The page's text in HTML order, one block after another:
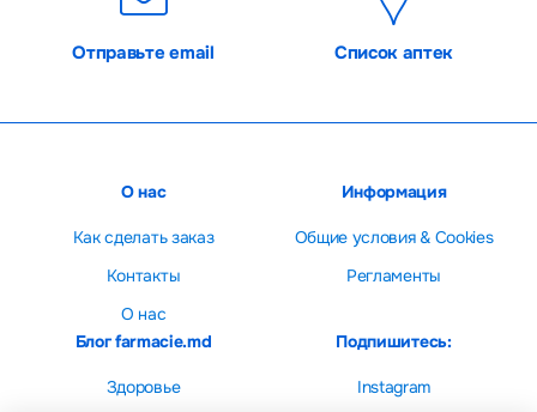
Отправьте email Список аптек
О нас
Как сделать заказ
Контакты
О нас
Информация
Общие условия & Cookies
Регламенты
Блог farmacie.md
Здоровье
Подпишитесь:
Instagram